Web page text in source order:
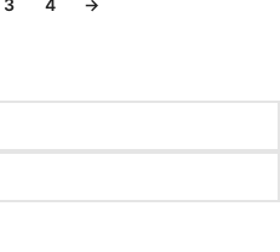
3 4 →